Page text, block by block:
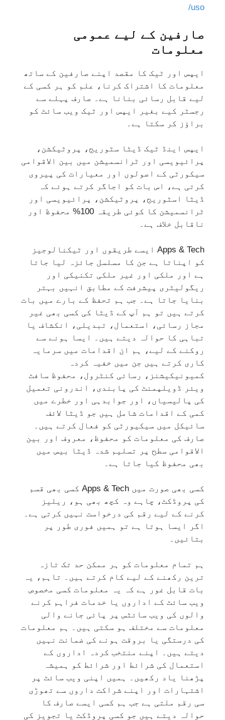
uso/
صارفین کے لیے عمومی
معلومات
ایپس اور ٹیک کا مقصد اپنے صارفین کے ساتھ
معلومات کا اشتراک کرنا، علم کو ہر کسی کے
لیے قابل رسائی بنانا ہے۔ صارف پہلے سے
رجسٹر کیے بغیر ایپس اور ٹیک ویب سائٹ کو
براؤز کر سکتا ہے۔
ایپس اینڈ ٹیک ڈیٹا سٹوریج، پروٹیکشن،
پرائیویسی اور ٹرانسمیشن میں بین الاقوامی
سیکورٹی کے اصولوں اور معیارات کی پیروی
کرتی ہے، اس بات کو اجاگر کرتے ہوئے کہ
ڈیٹا اسٹوریج، پروٹیکشن، پرائیویسی اور
ٹرانسمیشن کا کوئی طریقہ 100% محفوظ اور
ناقابل خلاف ہے۔
Apps & Tech ایسے طریقوں اور ٹیکنالوجیز
کو اپناتا ہے جن کا مسلسل جائزہ لیا جاتا
ہے اور ملکی اور غیر ملکی تکنیکی اور
ریگولیٹری پیشرفت کے مطابق انہیں بہتر
بنایا جاتا ہے۔ جب ہم تحفظ کے بارے میں بات
کرتے ہیں تو ہم آپ کے ڈیٹا کی کسی بھی غیر
مجاز رسائی، استعمال، تبدیلی، انکشاف یا
تباہی کا حوالہ دیتے ہیں۔ ایسا ہونے سے
روکنے کے لیے، ہم ان اقدامات میں سرمایہ
کاری کرتے ہیں جن میں خفیہ کردہ
کمیونیکیشنز، رسائی کنٹرول، محفوظ سافٹ
ویئر ڈویلپمنٹ کی پابندی، اندرونی تعمیل
کی پالیسیاں، اور جوابدہی اور خطرے میں
کمی کے اقدامات شامل ہیں جو ڈیٹا لائف
سائیکل میں سیکیورٹی کو فعال کرتے ہیں۔
صارف کی معلومات کو محفوظ، معروف اور بین
الاقوامی سطح پر تسلیم شدہ ڈیٹا بیس میں
بھی محفوظ کیا جاتا ہے۔
کسی بھی صورت میں Apps & Tech کسی بھی قسم
کی پروڈکٹ، چاہے وہ کچھ بھی ہو، ریلیز
کرنے کے لیے رقم کی درخواست نہیں کرتی ہے۔
اگر ایسا ہوتا ہے تو ہمیں فوری طور پر
بتائیں۔
ہم تمام معلومات کو ہر ممکن حد تک تازہ
ترین رکھنے کے لیے کام کرتے ہیں۔ تاہم، یہ
بات قابل غور ہے کہ یہ معلومات کسی مخصوص
ویب سائٹ کے اداروں یا خدمات فراہم کرنے
والوں کی ویب سائٹس پر پائی جانے والی
معلومات سے مختلف ہو سکتی ہیں۔ ہم معلومات
کی درستگی یا بروقت ہونے کی ضمانت نہیں
دیتے ہیں۔ اپنے منتخب کردہ اداروں کے
استعمال کی شرائط اور شرائط کو ہمیشہ
پڑھنا یاد رکھیں۔ ہمیں اپنی ویب سائٹ پر
اشتہارات اور اپنے شراکت داروں سے تھوڑی
سی رقم ملتی ہے جب ہم کسی ایسے صارف کا
حوالہ دیتے ہیں جو کسی پروڈکٹ یا تجویز کی